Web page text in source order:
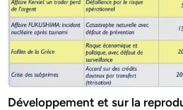
Développement et sur la